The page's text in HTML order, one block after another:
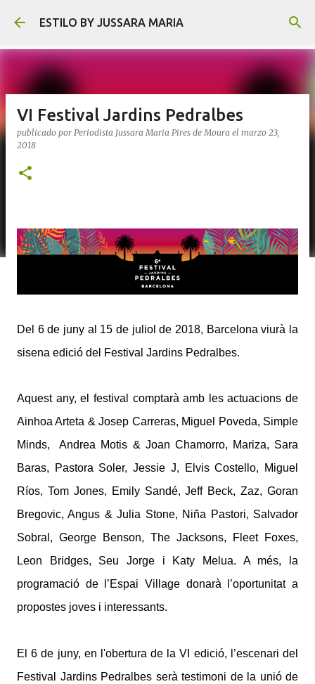
Ir al contenido principal
ESTILO BY JUSSARA MARIA
VI Festival Jardins Pedralbes
publicado por Periodista Jussara Maria Pires de Moura el marzo 23,
2018
Del 6 de juny al 15 de juliol de 2018, Barcelona viurà la
sisena edició del Festival Jardins Pedralbes.
Aquest any, el festival comptarà amb les actuacions de
Ainhoa Arteta & Josep Carreras, Miguel Poveda, Simple
Minds, Andrea Motis & Joan Chamorro, Mariza, Sara
Baras, Pastora Soler, Jessie J, Elvis Costello, Miguel
Ríos, Tom Jones, Emily Sandé, Jeff Beck, Zaz, Goran
Bregovic, Angus & Julia Stone, Niña Pastori, Salvador
Sobral, George Benson, The Jacksons, Fleet Foxes,
Leon Bridges, Seu Jorge i Katy Melua. A més, la
programació de l’Espai Village donarà l’oportunitat a
propostes joves i interessants.
El 6 de juny, en l'obertura de la VI edició, l’escenari del
Festival Jardins Pedralbes serà testimoni de la unió de